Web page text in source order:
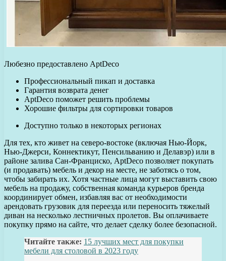
Любезно предоставлено AptDeco
Профессиональный пикап и доставка
Гарантия возврата денег
AptDeco поможет решить проблемы
Хорошие фильтры для сортировки товаров
Доступно только в некоторых регионах
Для тех, кто живет на северо-востоке (включая Нью-Йорк,
Нью-Джерси, Коннектикут, Пенсильванию и Делавэр) или в
районе залива Сан-Франциско, AptDeco позволяет покупать
(и продавать) мебель и декор на месте, не заботясь о том,
чтобы забирать их. Хотя частные лица могут выставить свою
мебель на продажу, собственная команда курьеров бренда
координирует обмен, избавляя вас от необходимости
арендовать грузовик для переезда или переносить тяжелый
диван на несколько лестничных пролетов. Вы оплачиваете
покупку прямо на сайте, что делает сделку более безопасной.
Читайте также: 15 лучших мест для покупки
мебели для столовой в 2023 году